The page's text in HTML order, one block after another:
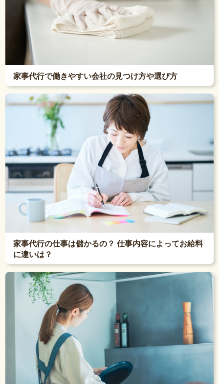
家事代行で働きやすい会社の見つけ方や選び方
家事代行の仕事は儲かるの？ 仕事内容によってお給料
に違いは？